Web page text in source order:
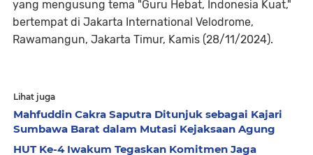
yang mengusung tema "Guru Hebat, Indonesia Kuat,"
bertempat di Jakarta International Velodrome,
Rawamangun, Jakarta Timur, Kamis (28/11/2024).
Lihat juga
Mahfuddin Cakra Saputra Ditunjuk sebagai Kajari
Sumbawa Barat dalam Mutasi Kejaksaan Agung
HUT Ke-4 Iwakum Tegaskan Komitmen Jaga